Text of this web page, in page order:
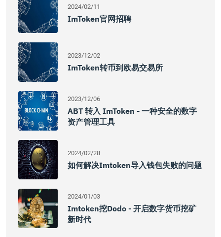
2024/02/11
ImToken官网招聘
2023/12/02
ImToken转币到欧易交易所
2023/12/06
ABT 转入 ImToken - 一种安全的数字
资产管理工具
2024/02/28
如何解决imtoken导入钱包失败的问题
2024/01/03
Imtoken挖dodo - 开启数字货币挖矿
新时代